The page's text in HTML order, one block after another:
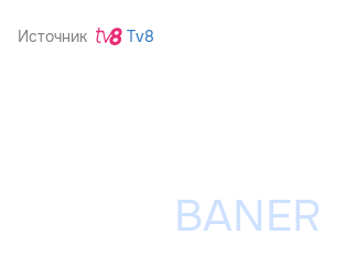
Источник Tv8